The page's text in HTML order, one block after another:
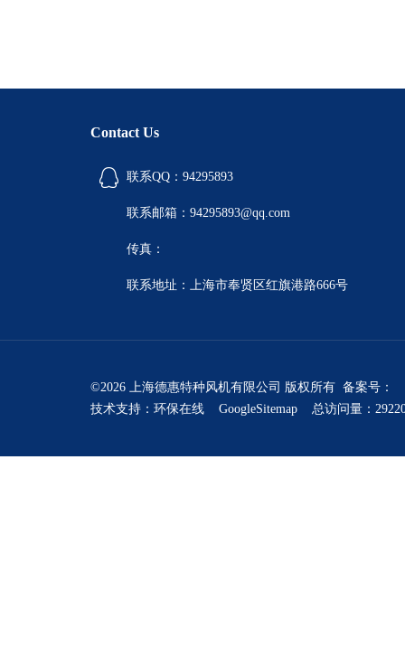
Contact Us
联系QQ：94295893
联系邮箱：94295893@qq.com
传真：
联系地址：上海市奉贤区红旗港路666号
©2026 上海德惠特种风机有限公司 版权所有 备案号：
技术支持： 环保在线 GoogleSitemap 总访问量：